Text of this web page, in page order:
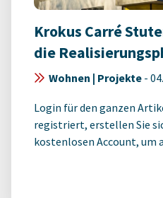
Krokus Carré
die
Wohnen | Projekte -
Login für den ganzen
registriert, erstellen Sie
kostenlosen Account, um